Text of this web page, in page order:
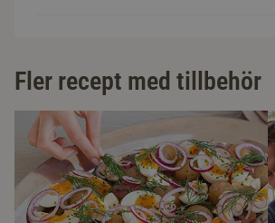
Fler recept med tillbehör